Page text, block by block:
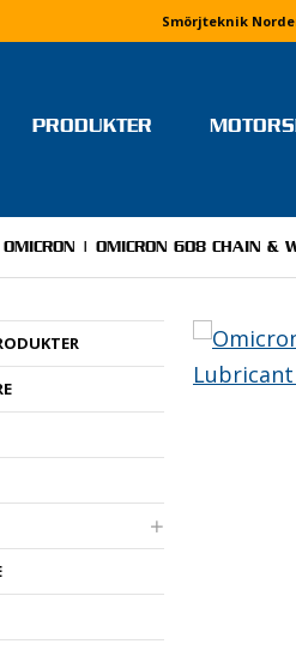
Smörjteknik
PRODUKTER
MONIKA ARVIDSSON
MOLLY HJÄLM
RICKARD IVARS
MJ MOTORSPORT
LINUS PETTERSSON
STEFAN WETTERVIK & PELLE
OMICRON | OMICRON 608 CHAIN &